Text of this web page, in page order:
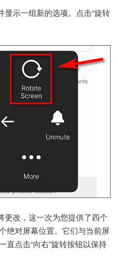
示一组新的选项。点击“旋转
更改，这一次为您提供了四个
绝对屏幕位置。它们与当前屏
直点击“向右”旋转按钮以保持